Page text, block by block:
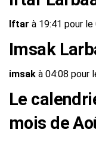
Iftar à 19:41 pour
Imsak
imsak à 04:08 pour
Le
mois de